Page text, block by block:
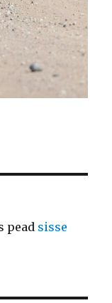
pead sisse